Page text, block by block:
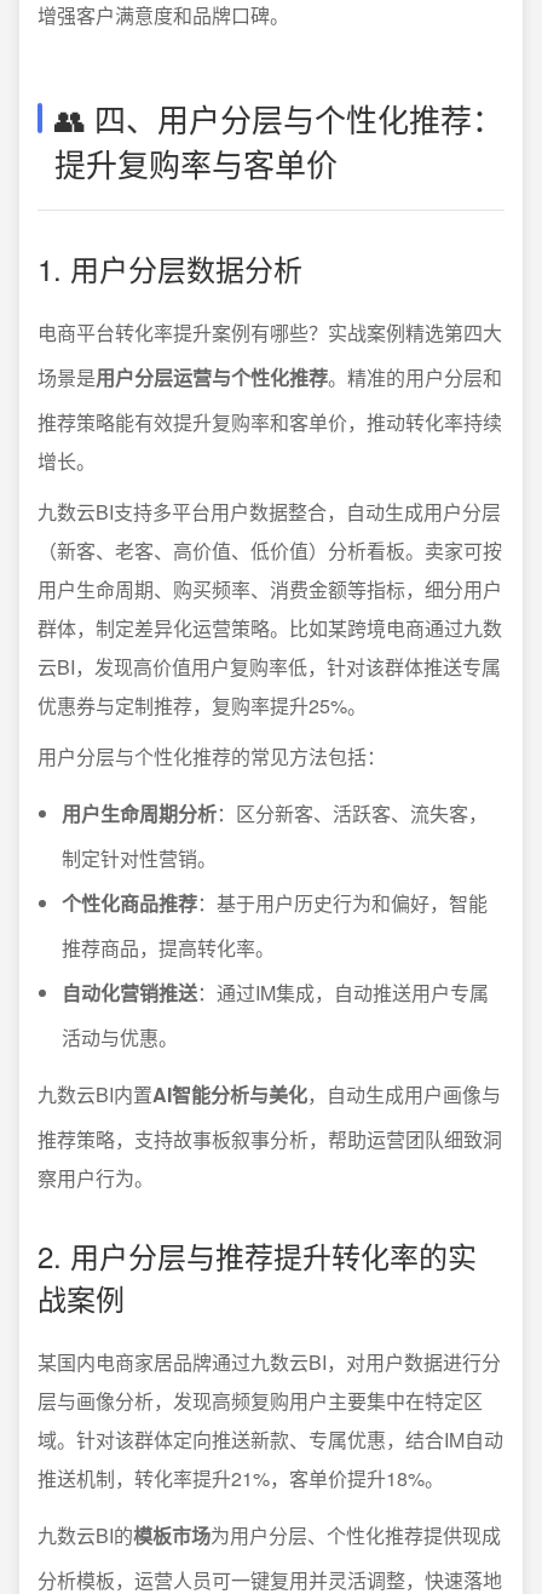
增强客户满意度和品牌口碑。
👥 四、用户分层与个性化推荐：
提升复购率与客单价
1. 用户分层数据分析
电商平台转化率提升案例有哪些？实战案例精选第四大
场景是用户分层运营与个性化推荐。精准的用户分层和
推荐策略能有效提升复购率和客单价，推动转化率持续
增长。
九数云BI支持多平台用户数据整合，自动生成用户分层
（新客、老客、高价值、低价值）分析看板。卖家可按
用户生命周期、购买频率、消费金额等指标，细分用户
群体，制定差异化运营策略。比如某跨境电商通过九数
云BI，发现高价值用户复购率低，针对该群体推送专属
优惠券与定制推荐，复购率提升25%。
用户分层与个性化推荐的常见方法包括：
用户生命周期分析：区分新客、活跃客、流失客，
制定针对性营销。
个性化商品推荐：基于用户历史行为和偏好，智能
推荐商品，提高转化率。
自动化营销推送：通过IM集成，自动推送用户专属
活动与优惠。
九数云BI内置AI智能分析与美化，自动生成用户画像与
推荐策略，支持故事板叙事分析，帮助运营团队细致洞
察用户行为。
2. 用户分层与推荐提升转化率的实
战案例
某国内电商家居品牌通过九数云BI，对用户数据进行分
层与画像分析，发现高频复购用户主要集中在特定区
域。针对该群体定向推送新款、专属优惠，结合IM自动
推送机制，转化率提升21%，客单价提升18%。
九数云BI的模板市场为用户分层、个性化推荐提供现成
分析模板，运营人员可一键复用并灵活调整，快速落地